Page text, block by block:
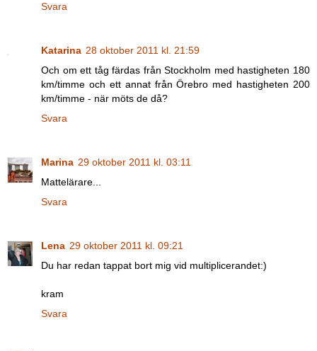
Svara
Katarina 28 oktober 2011 kl. 21:59
Och om ett tåg färdas från Stockholm med hastigheten 180
km/timme och ett annat från Örebro med hastigheten 200
km/timme - när möts de då?
Svara
Marina 29 oktober 2011 kl. 03:11
Mattelärare...
Svara
Lena 29 oktober 2011 kl. 09:21
Du har redan tappat bort mig vid multiplicerandet:)
kram
Svara